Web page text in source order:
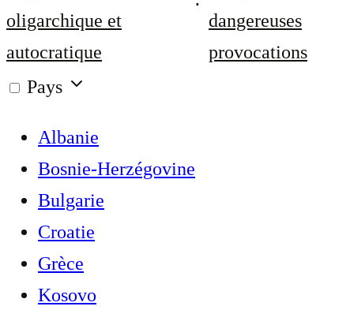
oligarchique et
autocratique
dangereuses
provocations
Pays
Albanie
Bosnie-Herzégovine
Bulgarie
Croatie
Grèce
Kosovo